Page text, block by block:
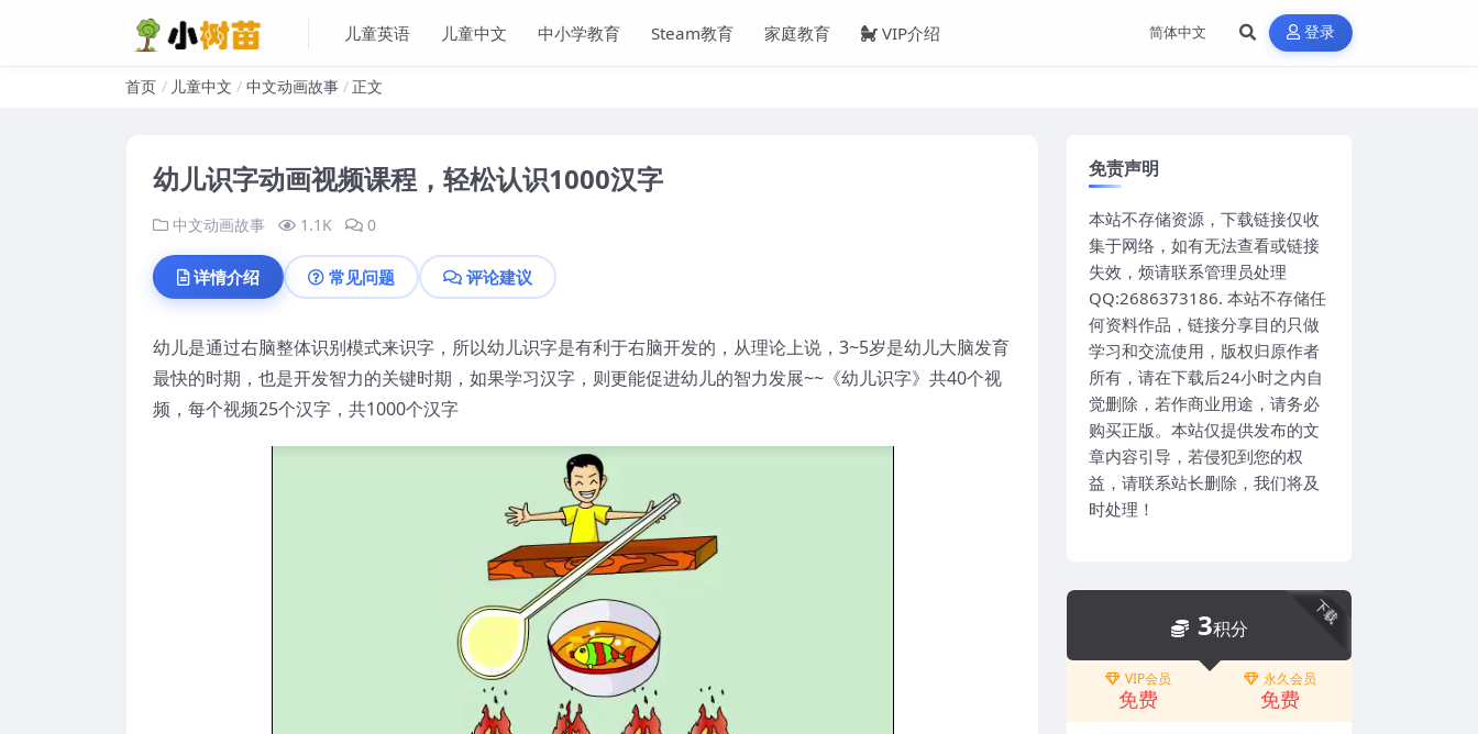
儿童英语 儿童中文 中小学教育 Steam教育 家庭教育 VIP介绍 登录
首页 儿童中文 中文动画故事 正文
幼儿识字动画视频课程，轻松认识1000汉字
中文动画故事 1.1K 0
详情介绍 常见问题 评论建议
幼儿是通过右脑整体识别模式来识字，所以幼儿识字是有利于右脑开发的，从理论上说，3~5岁是幼儿大脑发育
最快的时期，也是开发智力的关键时期，如果学习汉字，则更能促进幼儿的智力发展~~《幼儿识字》共40个视
频，每个视频25个汉字，共1000个汉字
免责声明
本站不存储资源，下载链接仅收
集于网络，如有无法查看或链接
失效，烦请联系管理员处理
QQ:2686373186. 本站不存储任
何资料作品，链接分享目的只做
学习和交流使用，版权归原作者
所有，请在下载后24小时之内自
觉删除，若作商业用途，请务必
购买正版。本站仅提供发布的文
章内容引导，若侵犯到您的权
益，请联系站长删除，我们将及
时处理！
下载
3积分
VIP会员
免费
永久会员
免费